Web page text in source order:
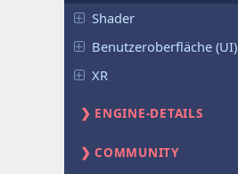
Shader
Benutzeroberfläche (UI)
XR
ENGINE-DETAILS
COMMUNITY